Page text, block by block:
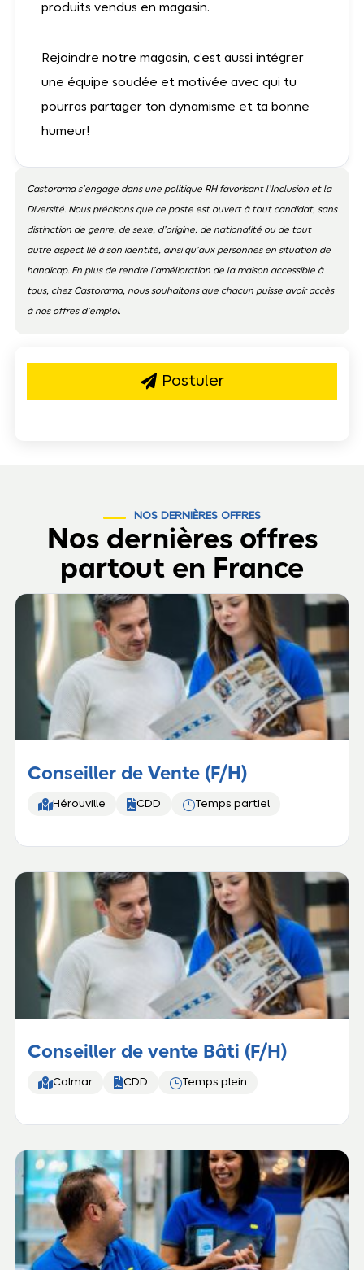
produits vendus en magasin.
Rejoindre notre magasin, c’est aussi intégrer
une équipe soudée et motivée avec qui tu
pourras partager ton dynamisme et ta bonne
humeur!
Castorama s’engage dans une politique RH favorisant l’Inclusion et la
Diversité. Nous précisons que ce poste est ouvert à tout candidat, sans
distinction de genre, de sexe, d’origine, de nationalité ou de tout
autre aspect lié à son identité, ainsi qu’aux personnes en situation de
handicap. En plus de rendre l’amélioration de la maison accessible à
tous, chez Castorama, nous souhaitons que chacun puisse avoir accès
à nos offres d’emploi.
Postuler
NOS DERNIÈRES OFFRES
Nos dernières offres
partout en France
Conseiller de Vente (F/H)
Hérouville CDD }Temps partiel
Conseiller de vente Bâti (F/H)
Colmar CDD }Temps plein